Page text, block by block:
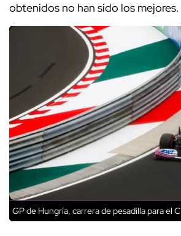
obtenidos no han sido los mejores.
GP de Hungría, carrera de pesadilla para el